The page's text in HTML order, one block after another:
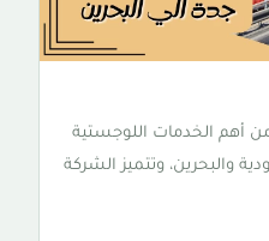
أهم الخدمات اللوجستية
والبحرين، وتتميز الشركة